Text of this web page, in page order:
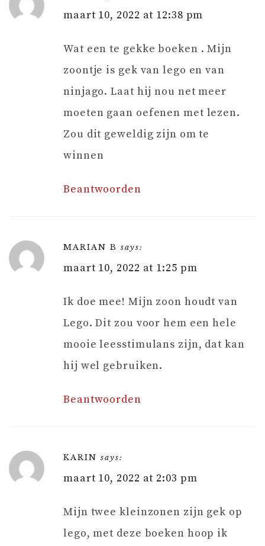
maart 10, 2022 at 12:38 pm
Wat een te gekke boeken . Mijn
zoontje is gek van lego en van
ninjago. Laat hij nou net meer
moeten gaan oefenen met lezen.
Zou dit geweldig zijn om te
winnen
Beantwoorden
MARIAN B says:
maart 10, 2022 at 1:25 pm
Ik doe mee! Mijn zoon houdt van
Lego. Dit zou voor hem een hele
mooie leesstimulans zijn, dat kan
hij wel gebruiken.
Beantwoorden
KARIN says:
maart 10, 2022 at 2:03 pm
Mijn twee kleinzonen zijn gek op
lego, met deze boeken hoop ik